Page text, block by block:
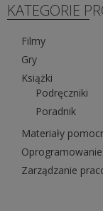
KATEGORIE
Filmy
Gry
Książki
Podręczniki
Poradnik
Materiały
Oprogramowanie
Zarządzanie